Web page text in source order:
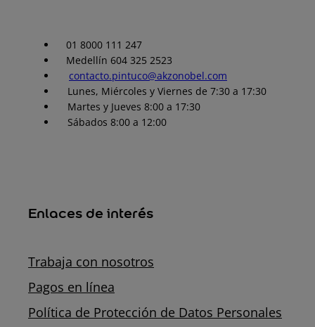
01 8000 111 247
Medellín 604 325 2523
contacto.pintuco@akzonobel.com
Lunes, Miércoles y Viernes de 7:30 a 17:30
Martes y Jueves 8:00 a 17:30
Sábados 8:00 a 12:00
Enlaces de interés
Trabaja con nosotros
Pagos en línea
Política de Protección de Datos Personales